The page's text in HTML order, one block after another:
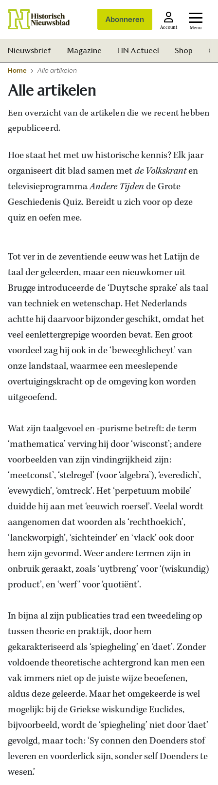
Abonneren
Account Menu
Zoek
Nieuwsbrief Magazine HN Actueel Shop
Home Alle artikelen
Alle artikelen
Een overzicht van de artikelen die we recent hebben
gepubliceerd.
Hoe staat het met uw historische kennis? Elk jaar
organiseert dit blad samen metde Volkskranten
televisieprogrammaAndere Tijdende Grote
Geschiedenis Quiz. Bereidt u zich voor op deze
quiz en oefen mee.
Tot ver in de zeventiende eeuw was het Latijn de
taal der geleerden, maar een nieuwkomer uit
Brugge introduceerde de ‘Duytsche sprake’ als taal
van techniek en wetenschap. Het Nederlands
achtte hij daarvoor bijzonder geschikt, omdat het
veel eenlettergrepige woorden bevat. Een groot
voordeel zag hij ook in de ‘beweeghlicheyt’ van
onze landstaal, waarmee een meeslepende
overtuigingskracht op de omgeving kon worden
uitgeoefend.
Wat zijn taalgevoel en -purisme betreft: de term
‘mathematica’ verving hij door ‘wisconst’; andere
voorbeelden van zijn vindingrijkheid zijn:
‘meetconst’, ‘stelregel’ (voor ‘algebra’), ‘everedich’,
‘evewydich’, ‘omtreck’. Het ‘perpetuum mobile’
duidde hij aan met ‘eeuwich roersel’. Veelal wordt
aangenomen dat woorden als ‘rechthoekich’,
‘lanckworpigh’, ‘sichteinder’ en ‘vlack’ ook door
hem zijn gevormd. Weer andere termen zijn in
onbruik geraakt, zoals ‘uytbreng’ voor ‘(wiskundig)
product’, en ‘werf’ voor ‘quotiënt’.
In bijna al zijn publicaties trad een tweedeling op
tussen theorie en praktijk, door hem
gekarakteriseerd als ‘spiegheling’ en ‘daet’. Zonder
voldoende theoretische achtergrond kan men een
vak immers niet op de juiste wijze beoefenen,
aldus deze geleerde. Maar het omgekeerde is wel
mogelijk: bij de Griekse wiskundige Euclides,
bijvoorbeeld, wordt de ‘spiegheling’ niet door ‘daet’
gevolgd, maar toch: ‘Sy connen den Doenders stof
leveren en voorderlick sijn, sonder self Doenders te
wesen.’